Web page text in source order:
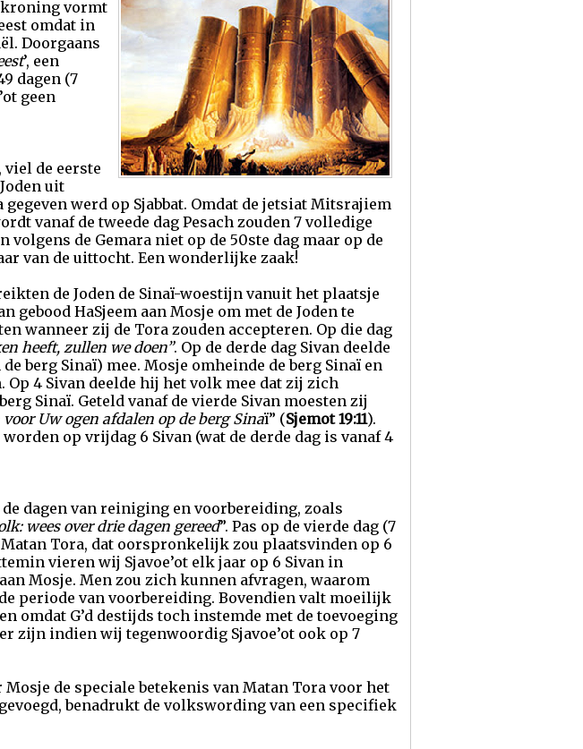
vormt
omdat in
Doorgaans
’, een
dagen (7
geen
viel de eerste
uit
werd op Sjabbat. Omdat de jetsiat Mitsrajiem
vanaf de tweede dag Pesach zouden 7 volledige
volgens de Gemara niet op de 50ste dag maar op de
van de uittocht. Een wonderlijke zaak!
de Joden de Sinaï-woestijn vanuit het plaatsje
gebood HaSjeem aan Mosje om met de Joden te
wanneer zij de Tora zouden accepteren. Op die dag
heeft, zullen we doen”. Op de derde dag Sivan deelde
berg Sinaï) mee. Mosje omheinde de berg Sinaï en
Op 4 Sivan deelde hij het volk mee dat zij zich
Sinaï. Geteld vanaf de vierde Sivan moesten zij
Uw ogen afdalen op de berg Sinaï” (Sjemot 19:11).
op vrijdag 6 Sivan (wat de derde dag is vanaf 4
dagen van reiniging en voorbereiding, zoals
wees over drie dagen gereed”. Pas op de vierde dag (7
Matan Tora, dat oorspronkelijk zou plaatsvinden op 6
vieren wij Sjavoe’ot elk jaar op 6 Sivan in
Mosje. Men zou zich kunnen afvragen, waarom
periode van voorbereiding. Bovendien valt moeilijk
omdat G’d destijds toch instemde met de toevoeging
zijn indien wij tegenwoordig Sjavoe’ot ook op 7
de speciale betekenis van Matan Tora voor het
benadrukt de volkswording van een specifiek